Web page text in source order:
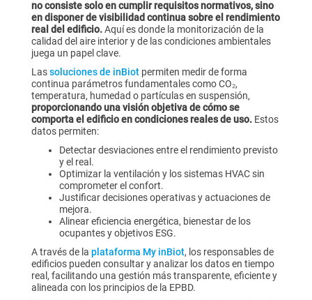
no consiste solo en cumplir requisitos normativos, sino
en disponer de visibilidad continua sobre el rendimiento
real del edificio.Aquí es donde la monitorización de la
calidad del aire interior y de las condiciones ambientales
juega un papel clave.
Lassoluciones de inBiotpermiten medir de forma
continua parámetros fundamentales como CO₂,
temperatura, humedad o partículas en suspensión,
proporcionando una visión objetiva de cómo se
comporta el edificio en condiciones reales de uso.Estos
datos permiten:
Detectar desviaciones entre el rendimiento previsto
y el real.
Optimizar la ventilación y los sistemas HVAC sin
comprometer el confort.
Justificar decisiones operativas y actuaciones de
mejora.
Alinear eficiencia energética, bienestar de los
ocupantes y objetivos ESG.
A través de la plataforma My inBiot, los responsables de
edificios pueden consultar y analizar los datos en tiempo
real, facilitando una gestión más transparente, eficiente y
alineada con los principios de la EPBD.